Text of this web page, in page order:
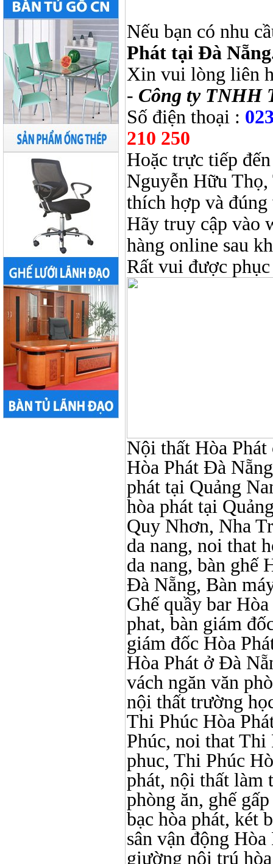
Nếu bạn có nhu
Phát tại Đà
Xin vui lòng liên
- Công ty TNHH
Số điện thoại :
210 250
Hoặc trực tiếp
Nguyễn Hữu Thọ,
thích hợp và
Hãy truy cập vào
hàng online sau
Rất vui được
Nội thất Hòa
Hòa Phát Đà
phát tại Quảng
hòa phát tại
Quy Nhơn, Nha
da nang, noi that
da nang, bàn ghế
Đà Nẵng, Bàn
Ghế quầy bar
phat, bàn giám
giám đốc Hòa
Hòa Phát ở Đà
vách ngăn văn
nội thất trường
Thi Phúc Hòa
Phúc, noi that
phuc, Thi Phúc
phát, nội thất làm
phòng ăn, ghế
bạc hòa phát, két
sân vận động
giường nội trú